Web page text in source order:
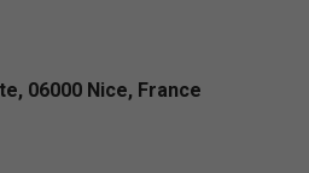
06000 Nice, France